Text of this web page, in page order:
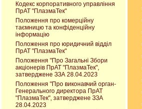
Кодекс корпоративного управління
ПрАТ "ПлазмаТек"
Положення про комерційну
таємницю та конфіденційну
інформацію
Положення про юридичний відділ
ПрАТ "ПлазмаТек"
Положення "Про Загальні Збори
акціонерів ПрАТ "ПлазмаТек",
затверджене ЗЗА 28.04.2023
Положення "Про виконавчий орган-
Генерального директора ПрАТ
"ПлазмаТек", затверджене ЗЗА
28.04.2023